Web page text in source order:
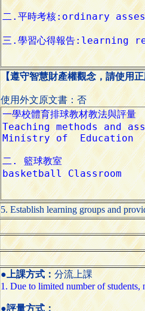
【遵守智慧財產權觀念，請使用
使用外文原文書：否
5. Establish learning groups and
●上課方式：分流上課
1. Due to limited number of students,
●評量方式：